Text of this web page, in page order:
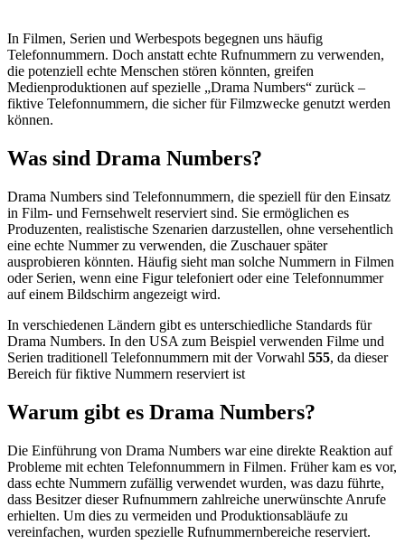
Medienproduktionen
(Drama
Numbers)
In Filmen, Serien und Werbespots begegnen uns häufig
Telefonnummern. Doch anstatt echte Rufnummern zu verwenden,
die potenziell echte Menschen stören könnten, greifen
Medienproduktionen auf spezielle „Drama Numbers“ zurück –
fiktive Telefonnummern, die sicher für Filmzwecke genutzt werden
können.
Was sind Drama Numbers?
Drama Numbers sind Telefonnummern, die speziell für den Einsatz
in Film- und Fernsehwelt reserviert sind. Sie ermöglichen es
Produzenten, realistische Szenarien darzustellen, ohne versehentlich
eine echte Nummer zu verwenden, die Zuschauer später
ausprobieren könnten. Häufig sieht man solche Nummern in Filmen
oder Serien, wenn eine Figur telefoniert oder eine Telefonnummer
auf einem Bildschirm angezeigt wird.
In verschiedenen Ländern gibt es unterschiedliche Standards für
Drama Numbers. In den USA zum Beispiel verwenden Filme und
Serien traditionell Telefonnummern mit der Vorwahl 555, da dieser
Bereich für fiktive Nummern reserviert ist
Warum gibt es Drama Numbers?
Die Einführung von Drama Numbers war eine direkte Reaktion auf
Probleme mit echten Telefonnummern in Filmen. Früher kam es vor,
dass echte Nummern zufällig verwendet wurden, was dazu führte,
dass Besitzer dieser Rufnummern zahlreiche unerwünschte Anrufe
erhielten. Um dies zu vermeiden und Produktionsabläufe zu
vereinfachen, wurden spezielle Rufnummernbereiche reserviert.